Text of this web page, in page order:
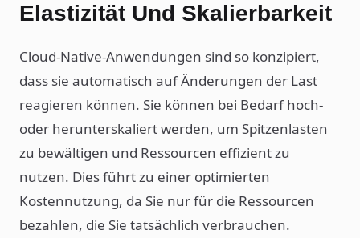
Elastizität Und Skalierbarkeit
Cloud-Native-Anwendungen sind so konzipiert,
dass sie automatisch auf Änderungen der Last
reagieren können. Sie können bei Bedarf hoch-
oder herunterskaliert werden, um Spitzenlasten
zu bewältigen und Ressourcen effizient zu
nutzen. Dies führt zu einer optimierten
Kostennutzung, da Sie nur für die Ressourcen
bezahlen, die Sie tatsächlich verbrauchen.